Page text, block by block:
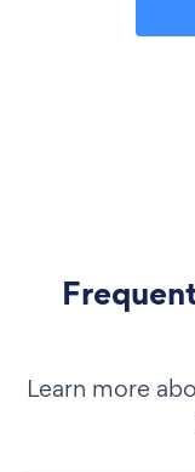
Learn more